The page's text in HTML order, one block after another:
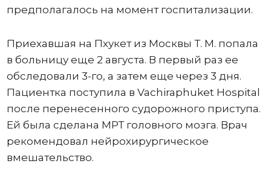
предполагалось на момент госпитализации.
Приехавшая на Пхукет из Москвы Т. М. попала
в больницу еще 2 августа. В первый раз ее
обследовали 3-го, а затем еще через 3 дня.
Пациентка поступила в Vachiraphuket Hospital
после перенесенного судорожного приступа.
Ей была сделана МРТ головного мозга. Врач
рекомендовал нейрохирургическое
вмешательство.